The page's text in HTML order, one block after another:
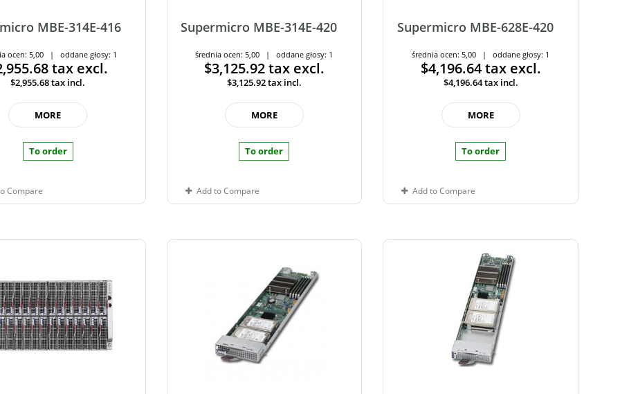
MBE-314E-416
ocen: 5,00 | oddane głosy: 1
tax excl.
$2,955.68tax incl.
MORE
To order
Compare
Supermicro MBE-314E-420
średnia ocen: 5,00 | oddane głosy: 1
$3,125.92tax excl.
$3,125.92tax incl.
MORE
To order
Add to Compare
Supermicro MBE-628E-420
średnia ocen: 5,00 | oddane głosy: 1
$4,196.64tax excl.
$4,196.64tax incl.
MORE
To order
Add to Compare